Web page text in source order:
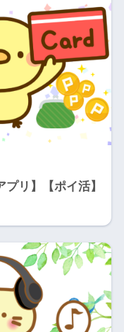
リ】【ポイ活】